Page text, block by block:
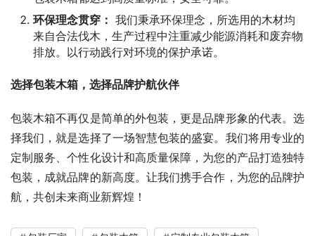
环保理念贯穿： 我们秉承环保理念，所选用的木材均
来自合法伐木，生产过程中注重减少能源消耗和废弃物
排放。以行动践行对环境的保护承诺。
选择包装木箱，选择品牌护航伙伴
包装木箱不再仅是简单的外包装，更是品牌形象的代表。选
择我们，就是选择了一场智慧包装的盛宴。我们将用专业的
定制服务、个性化设计和高质量保障，为您的产品打造独特
包装，成就品牌的新高度。让我们携手合作，为您的品牌护
航，共创未来商业新辉煌！